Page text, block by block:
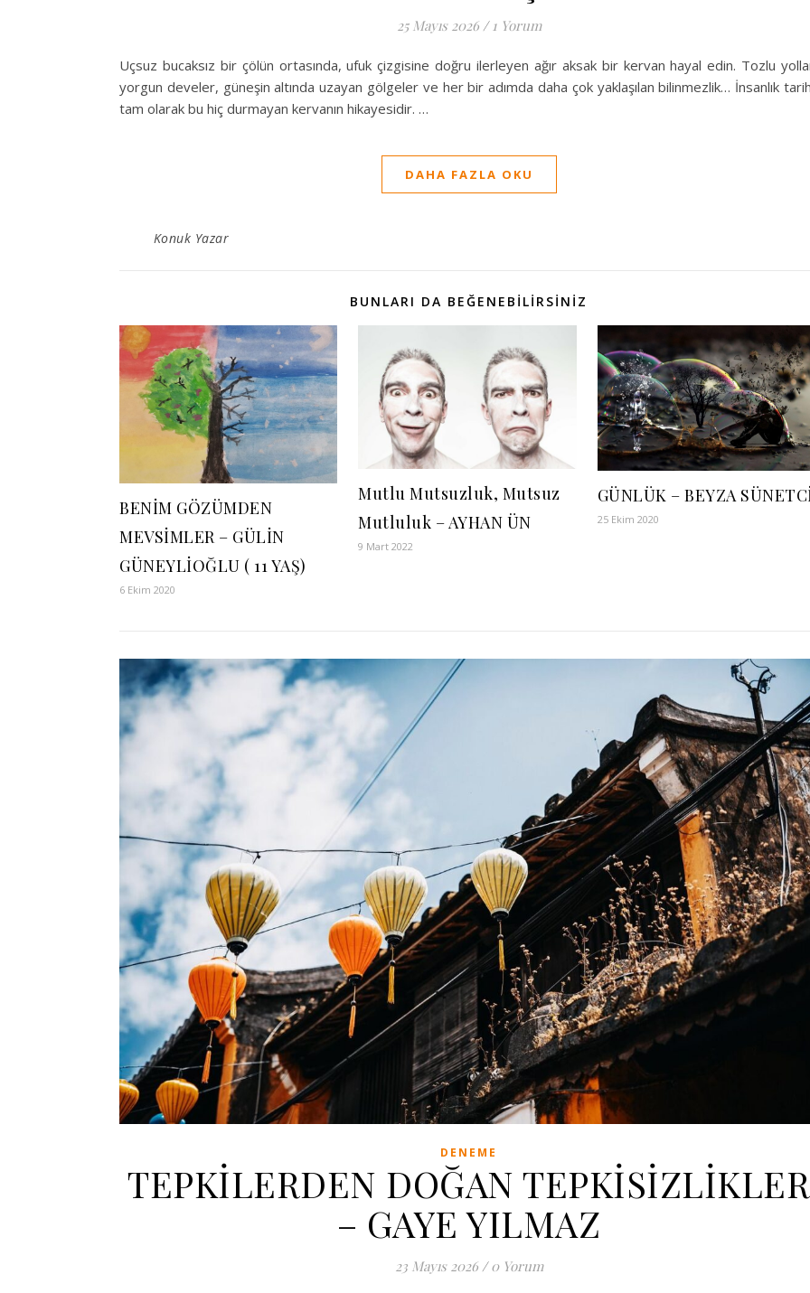
25 Mayıs 2026 / 1 Yorum
Uçsuz bucaksız bir çölün ortasında, ufuk çizgisine doğru ilerleyen ağır aksak bir kervan hayal edin. Tozlu
yorgun develer, güneşin altında uzayan gölgeler ve her bir adımda daha çok yaklaşılan bilinmezlik… İnsanlık
tam olarak bu hiç durmayan kervanın hikayesidir. …
DAHA FAZLA OKU
Konuk Yazar
BUNLARI DA BEĞENEBILIRSINIZ
BENİM GÖZÜMDEN
MEVSİMLER – GÜLİN
GÜNEYLİOĞLU ( 11 YAŞ)
6 Ekim 2020
Mutlu Mutsuzluk, Mutsuz
Mutluluk – AYHAN ÜN
9 Mart 2022
GÜNLÜK – BEYZA
25 Ekim 2020
DENEME
TEPKİLERDEN DOĞAN TEPKİSİZLİKLER
– GAYE YILMAZ
23 Mayıs 2026 / 0 Yorum